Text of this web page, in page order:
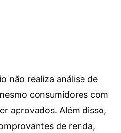
não realiza análise de
consumidores com
aprovados. Além disso,
de renda,